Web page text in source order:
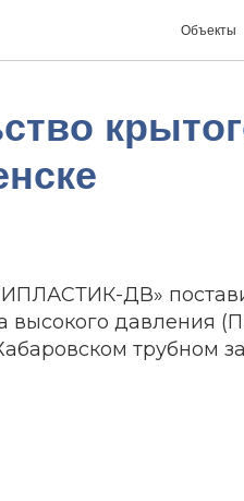
Объекты
ДВ»
высокого давления
трубном